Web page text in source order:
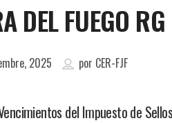
DEL FUEGO
2025 por CER-FJF
del Impuesto de